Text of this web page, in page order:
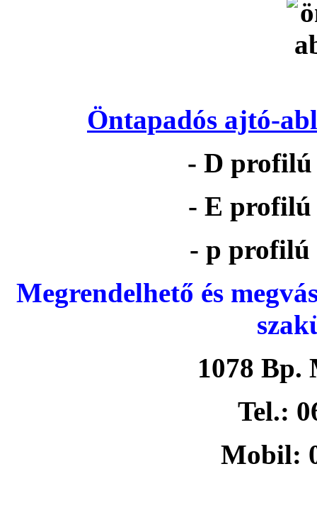
Öntapadós ajtó-
- D profilú
- E profilú
- p profilú
Megrendelhető és
1078 Bp.
Tel.:
Mobil: